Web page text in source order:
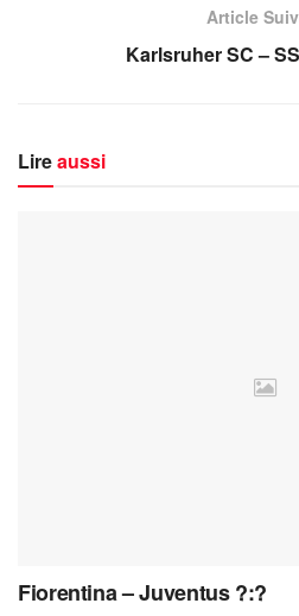
Article
Karlsruher SC –
Lireaussi
Fiorentina – Juventus ?:?